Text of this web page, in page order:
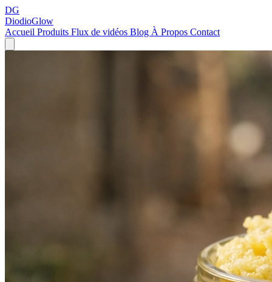
DG
DiodioGlow
Accueil Produits Flux de vidéos Blog À Propos Contact